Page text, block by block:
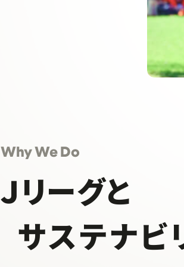
Why We Do
Ｊリーグと
サステナビ